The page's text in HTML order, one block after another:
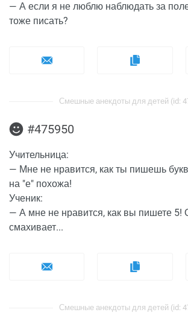
— А если я не люблю наблюдать за
тоже писать?
Смешные анекдоты для детей (id:
#475950
Учительница:
— Мне не нравится, как ты пишешь
на "е" похожа!
Ученик:
— А мне не нравится, как вы пишете 5!
смахивает...
Смешные анекдоты для детей (id: